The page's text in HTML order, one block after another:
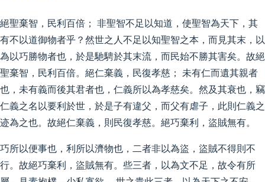
絕聖棄智，民利百倍； 非聖智不足以知道，使聖智為天下，其
有不以道御物者乎？然世之人不足以知聖智之本，而見其末，以
為以巧勝物者也，於是馳騁於其末流，而民始不勝其害矣。故絕
聖棄智，民利百倍。絕仁棄義，民復孝慈； 未有仁而遺其親者
也，未有義而後其君者也，仁義所以為孝慈矣。然及其衰也，竊
仁義之名以要利於世，於是子有違父，而父有虐子，此則仁義之
迹為之也。故絕仁棄義，則民復孝慈。絕巧棄利，盜賊無有。
巧所以便事也，利所以濟物也，二者非以為盜，盜賊不得則不
行。故絕巧棄利，盜賊無有。些三者，以為文不足，故令有所